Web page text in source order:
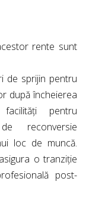
rente sunt
de sprijin pentru
după încheierea
pentru
reconversie
loc de muncă.
o tranziție
post-